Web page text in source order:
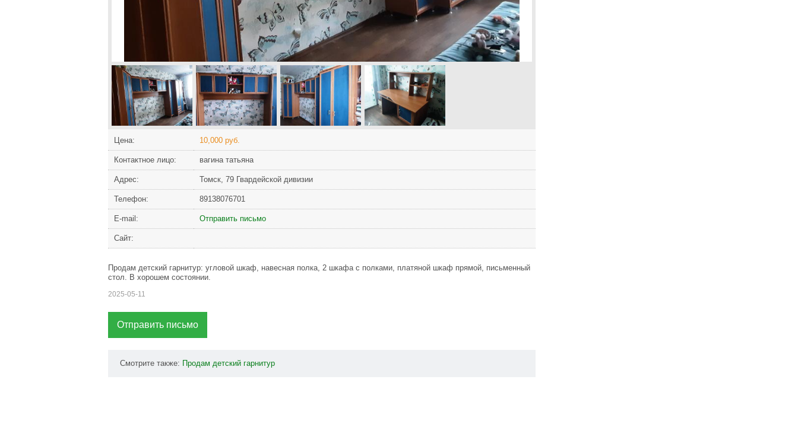
Цена: 10,000 руб.
Контактное лицо: вагина татьяна
Адрес: Томск, 79 Гвардейской дивизии
Телефон: 89138076701
Е-mail: Отправить письмо
Сайт:
Продам детский гарнитур: угловой шкаф, навесная полка, 2 шкафа с полками, платяной шкаф прямой, письменный
стол. В хорошем состоянии.
2025-05-11
Отправить письмо
Смотрите также: Продам детский гарнитур